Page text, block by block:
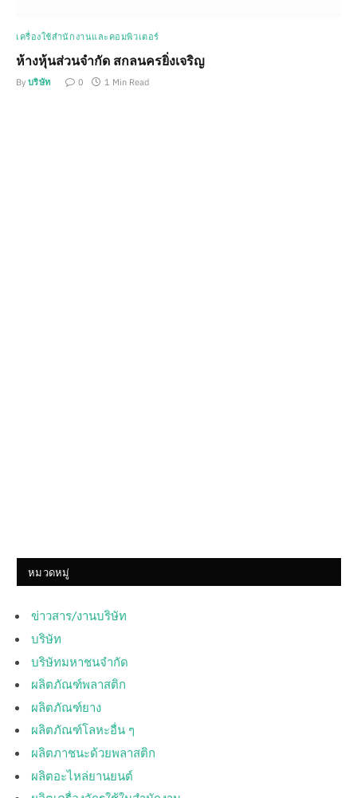
เครื่องใช้สำนักงานและคอมพิวเตอร์
ห้างหุ้นส่วนจำกัด สกลนครยิ่งเจริญ
By บริษัท 0 1 Min Read
หมวดหมู่
ข่าวสาร/งานบริษัท
บริษัท
บริษัทมหาชนจำกัด
ผลิตภัณฑ์พลาสติก
ผลิตภัณฑ์ยาง
ผลิตภัณฑ์โลหะอื่น ๆ
ผลิตภาชนะด้วยพลาสติก
ผลิตอะไหล่ยานยนต์